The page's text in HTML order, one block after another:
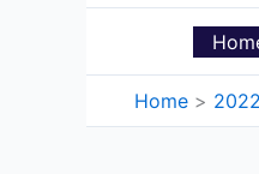
Home 2022